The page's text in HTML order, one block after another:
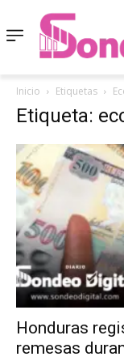
Inicio Etiquetas
Etiqueta:
Honduras
remesas